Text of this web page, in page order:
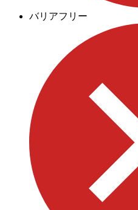
バリアフリー